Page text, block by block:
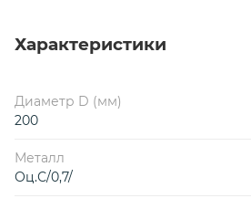
Характеристики
Диаметр D (мм)
200
Металл
Оц.С/0,7/